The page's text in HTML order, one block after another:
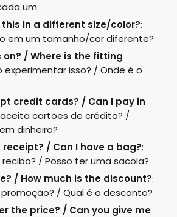
um.
this in a different size/color?:
em um tamanho/cor diferente?
on? / Where is the fitting
experimentar isso? / Onde é o
credit cards? / Can I pay in
cartões de crédito? /
dinheiro?
receipt? / Can I have a bag?:
/ Posso ter uma sacola?
/ How much is the discount?:
/ Qual é o desconto?
the price? / Can you give me